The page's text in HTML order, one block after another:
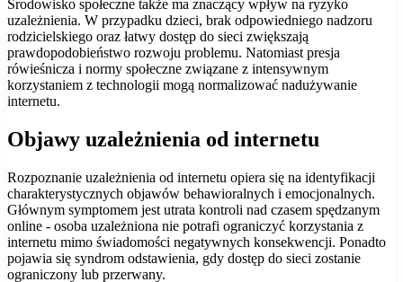
Środowisko społeczne także ma znaczący wpływ na ryzyko
uzależnienia. W przypadku dzieci, brak odpowiedniego nadzoru
rodzicielskiego oraz łatwy dostęp do sieci zwiększają
prawdopodobieństwo rozwoju problemu. Natomiast presja
rówieśnicza i normy społeczne związane z intensywnym
korzystaniem z technologii mogą normalizować nadużywanie
internetu.
Objawy uzależnienia od internetu
Rozpoznanie uzależnienia od internetu opiera się na identyfikacji
charakterystycznych objawów behawioralnych i emocjonalnych.
Głównym symptomem jest utrata kontroli nad czasem spędzanym
online - osoba uzależniona nie potrafi ograniczyć korzystania z
internetu mimo świadomości negatywnych konsekwencji. Ponadto
pojawia się syndrom odstawienia, gdy dostęp do sieci zostanie
ograniczony lub przerwany.